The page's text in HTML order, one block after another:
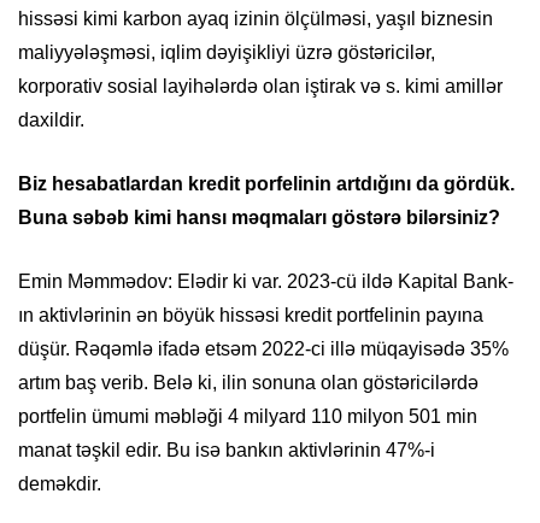
hissəsi kimi karbon ayaq izinin ölçülməsi, yaşıl biznesin
maliyyələşməsi, iqlim dəyişikliyi üzrə göstəricilər,
korporativ sosial layihələrdə olan iştirak və s. kimi amillər
daxildir.
Biz hesabatlardan kredit porfelinin artdığını da gördük.
Buna səbəb kimi hansı məqmaları göstərə bilərsiniz?
Emin Məmmədov: Elədir ki var. 2023-cü ildə Kapital Bank-
ın aktivlərinin ən böyük hissəsi kredit portfelinin payına
düşür. Rəqəmlə ifadə etsəm 2022-ci illə müqayisədə 35%
artım baş verib. Belə ki, ilin sonuna olan göstəricilərdə
portfelin ümumi məbləği 4 milyard 110 milyon 501 min
manat təşkil edir. Bu isə bankın aktivlərinin 47%-i
deməkdir.